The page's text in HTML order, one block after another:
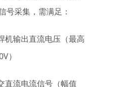
号采集，需满足：
机输出直流电压（最高
）
直流电流信号（幅值